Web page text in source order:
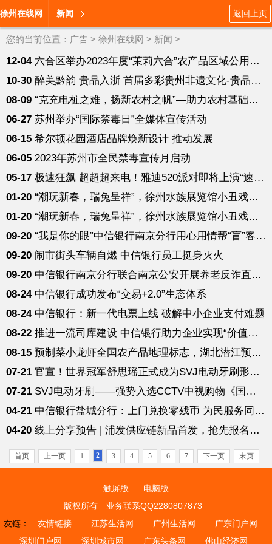
徐州在线网 新闻 返回上页
您的当前位置： 广告 > 徐州在线网 > 新闻 >
12-04 六合区举办2023年度“茉莉六合”农产品区域公用品牌管理训
10-30 醉美黔韵 贵品入浙 首届多彩贵州非遗文化-贵品博览会
08-09 “克充电桩之难，扬新农村之帆”—助力农村基础设施建设
06-27 苏州举办“国际禁毒日”全媒体宣传活动
06-15 希尔顿花园酒店品牌焕新设计 推动发展
06-05 2023年苏州市全民禁毒宣传月启动
05-17 极速狂飙 超超超来电！雅迪520派对即将上演“速度与激情”
01-20 “潮玩新春，瑞兔呈祥”，徐州水族展览馆小丑戏法闹新春
01-20 “潮玩新春，瑞兔呈祥”，徐州水族展览馆小丑戏法闹新春
09-20 “我是你的眼”中信银行南京分行用心用情帮“盲”客户办理业务
09-20 闹市街头车辆自燃 中信银行员工挺身灭火
09-20 中信银行南京分行联合南京公安开展养老反诈直播公益课
08-24 中信银行成功发布“交易+2.0”生态体系
08-24 中信银行：新一代电票上线 破解中小企业支付难题
08-22 推进一流司库建设 中信银行助力企业实现“价值创造”
08-15 预制菜小龙虾全国农产品地理标志，湖北潜江预制小龙虾供应
07-21 官宣！世界冠军舒思瑶正式成为SVJ电动牙刷形象代言人！
07-21 SVJ电动牙刷——强势入选CCTV中视购物《国货优品》
04-21 中信银行盐城分行：上门兑换零残币 为民服务同抗“疫”
04-20 线上分享预告 | 浦发供应链新品首发，抢先报名领限量福利
首页 上一页 1 2 3 4 5 6 7 下一页 末页
触屏版
电脑版
版权所有
业务联系QQ2280807873
友链：
友情链接 江苏生活网 广州生活网
广东门户网
深圳门户网
深圳城市网 广东头条网 佛山经济网